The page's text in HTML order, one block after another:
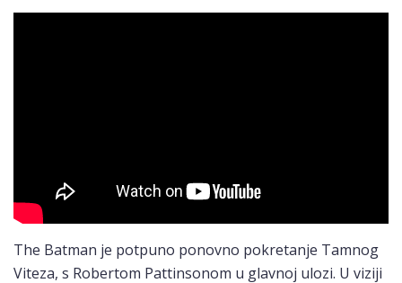
The Batman je potpuno ponovno pokretanje Tamnog
Viteza, s Robertom Pattinsonom u glavnoj ulozi. U viziji